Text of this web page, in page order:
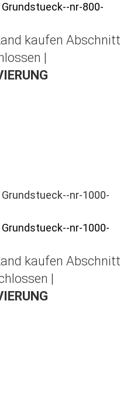
kaufen Abschnitt
|
kaufen Abschnitt
|